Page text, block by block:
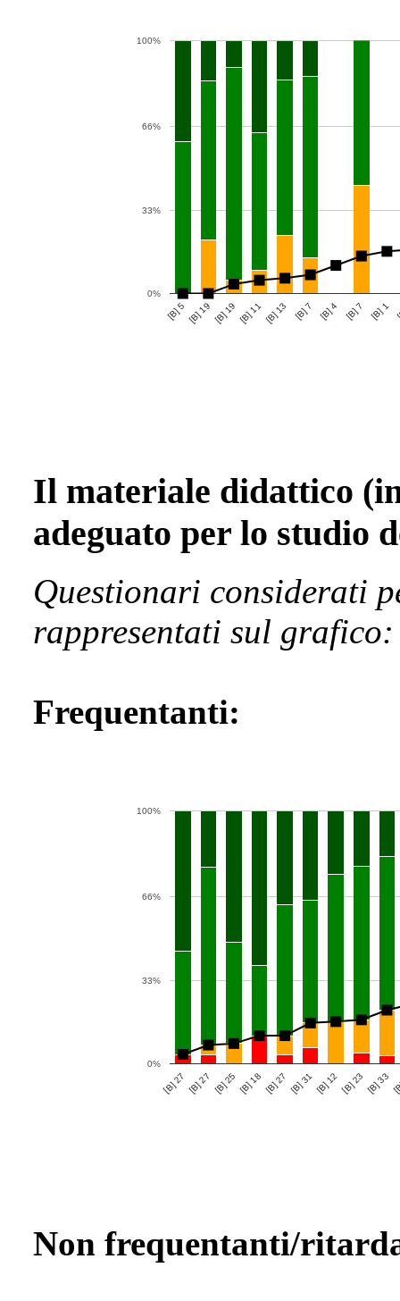
[B] 5 [B] 19[B] 19[B] 11[B] 13 [B] 7 [B] 4 [B] 7 [B] 1
0%
33%
66%
100%
Il materiale didattico
adeguato per lo studio
Questionari considerati
rappresentati sul
Frequentanti:
[B] 27 [B] 27 [B] 25[B] 18[B] 27 [B] 31[B] 12[B] 23[B] 33
0%
33%
66%
100%
Non frequentanti/